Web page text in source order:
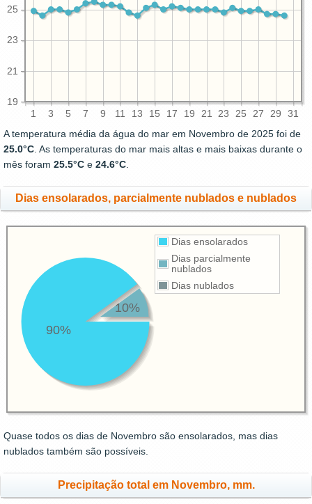
1 3 5 7 9 11 13 15 17 19 21 23 25 27 29 31
19
21
23
25
A temperatura média da água do mar em Novembro de 2025 foi de
25.0°C. As temperaturas do mar mais altas e mais baixas durante o
mês foram 25.5°C e 24.6°C.
Dias ensolarados, parcialmente nublados e nublados
Dias ensolarados
Dias parcialmente
nublados
Dias nublados
90%
10%
Quase todos os dias de Novembro são ensolarados, mas dias
nublados também são possíveis.
Precipitação total em Novembro, mm.